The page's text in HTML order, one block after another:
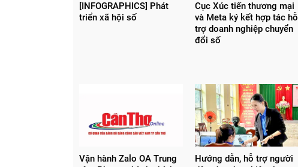
[INFOGRAPHICS] Phát
triển xã hội số
Cục Xúc tiến thương mại
và Meta ký kết hợp tác hỗ
trợ doanh nghiệp chuyển
đổi số
Vận hành Zalo OA Trung
Hướng dẫn, hỗ trợ người